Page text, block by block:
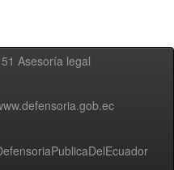
Asesoría legal